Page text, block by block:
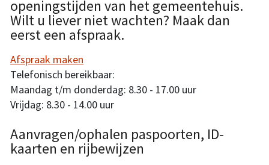
openingstijden van het gemeentehuis.
Wilt u liever niet wachten? Maak dan
eerst een afspraak.
Afspraak maken
Telefonisch bereikbaar:
Maandag t/m donderdag: 8.30 - 17.00 uur
Vrijdag: 8.30 - 14.00 uur
Aanvragen/ophalen paspoorten, ID-
kaarten en rijbewijzen